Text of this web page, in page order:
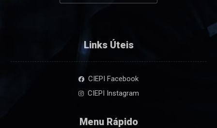
Links Úteis
CIEPI Facebook
CIEPI Instagram
Menu Rápido